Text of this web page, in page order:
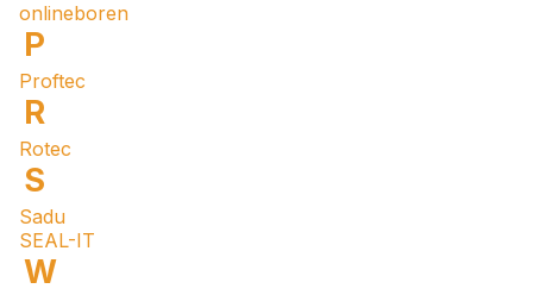
onlineboren
P
Proftec
R
Rotec
S
Sadu
SEAL-IT
W